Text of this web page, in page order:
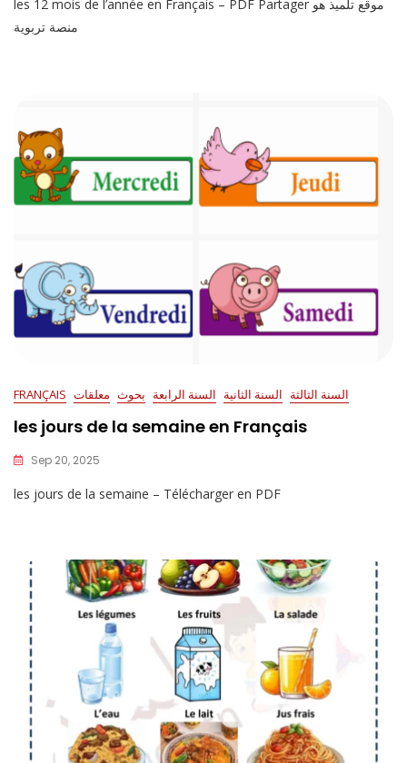
les 12 mois de l’année en Français – PDF Partager موقع تلميذ هو
منصة تربوية
FRANÇAIS السنة الثالثة السنة الثانية السنة الرابعة بحوث معلقات
les jours de la semaine en Français
Sep 20, 2025
les jours de la semaine – Télécharger en PDF